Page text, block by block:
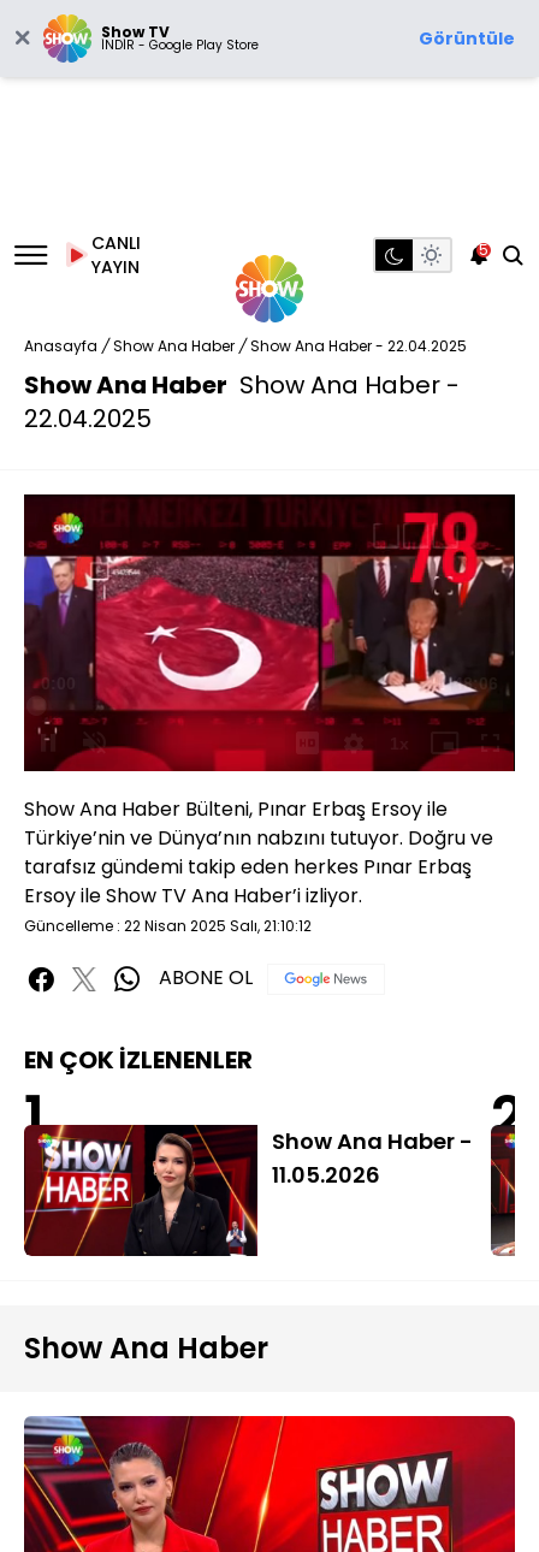
Show TV
İNDİR - Google Play Store Görüntüle
CANLI
YAYIN
5
Anasayfa / Show Ana Haber / Show Ana Haber - 22.04.2025
Show Ana Haber Show Ana Haber -
22.04.2025
Sesi
Aç
Yüklendi:
0.74%
Oynatma
Hızı
Show Ana Haber Bülteni, Pınar Erbaş Ersoy ile
Türkiye’nin ve Dünya’nın nabzını tutuyor. Doğru ve
tarafsız gündemi takip eden herkes Pınar Erbaş
Ersoy ile Show TV Ana Haber’i izliyor.
Güncelleme : 22 Nisan 2025 Salı, 21:10:12
ABONE OL
EN ÇOK İZLENENLER
1
Show Ana Haber -
11.05.2026
2
Show Ana Haber